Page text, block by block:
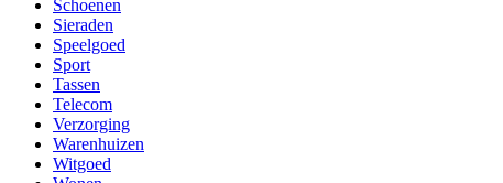
Schoenen
Sieraden
Speelgoed
Sport
Tassen
Telecom
Verzorging
Warenhuizen
Witgoed